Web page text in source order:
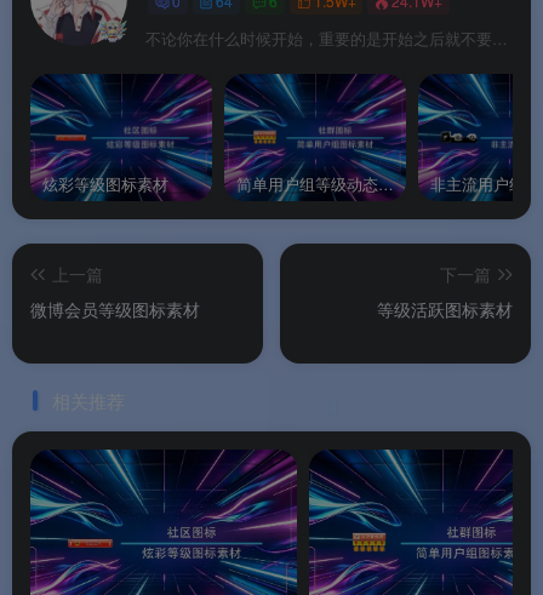
不论你在什么时候开始，重要的是开始之后就不要停止。
炫彩等级图标素材 简单用户组等级动态图标素材
上一篇
微博会员等级图标素材
下一篇
等级活跃图标素材
相关推荐